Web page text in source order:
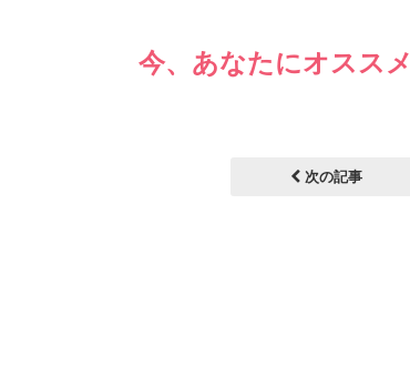
今、あなたにオススメ
次の記事